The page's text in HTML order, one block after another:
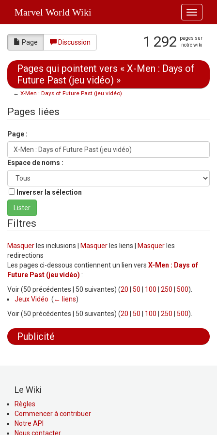
Toggle
Marvel World Wiki
Page Discussion 1 292
pages sur
notre wiki
Pages qui pointent vers « X-Men : Days of
Future Past (jeu vidéo) »
← X-Men : Days of Future Past (jeu vidéo)
Pages liées
Page :
Espace de noms :
Inverser la sélection
Filtres
Masquer les inclusions | Masquer les liens | Masquer les
redirections
Les pages ci-dessous contiennent un lien vers X-Men : Days of
Future Past (jeu vidéo) :
Voir (50 précédentes | 50 suivantes) (20 50 100 250 500).
Jeux Vidéo ( ← liens)
Voir (50 précédentes | 50 suivantes) (20 50 100 250 500).
Publicité
Le Wiki
Règles
Commencer à contribuer
Notre API
Nous contacter